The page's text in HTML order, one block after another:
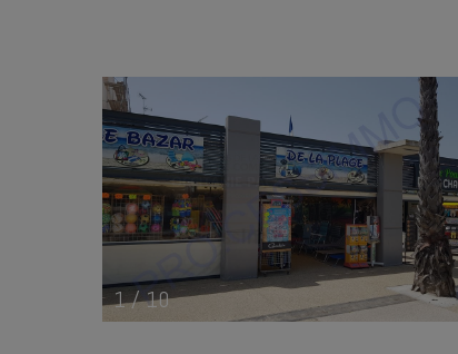
1/10